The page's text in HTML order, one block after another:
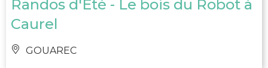
Randos d'Eté - Le bois du Robot à
Caurel
GOUAREC